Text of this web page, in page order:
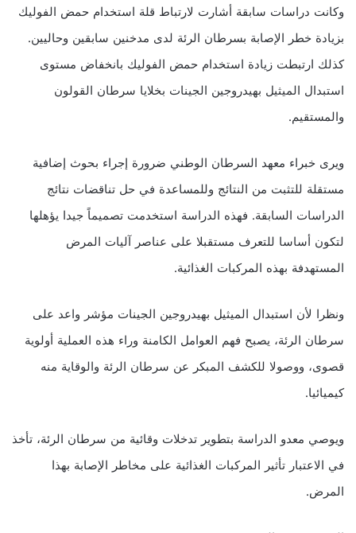
وكانت دراسات سابقة أشارت لارتباط قلة استخدام حمض الفوليك
بزيادة خطر الإصابة بسرطان الرئة لدى مدخنين سابقين وحاليين.
كذلك ارتبطت زيادة استخدام حمض الفوليك بانخفاض مستوى
استبدال الميثيل بهيدروجين الجينات بخلايا سرطان القولون
والمستقيم.
ويرى خبراء معهد السرطان الوطني ضرورة إجراء بحوث إضافية
مستقلة للتثبت من النتائج وللمساعدة في حل تناقضات نتائج
الدراسات السابقة. فهذه الدراسة استخدمت تصميماً جيدا يؤهلها
لتكون أساسا للتعرف مستقبلا على عناصر آليات المرض
المستهدفة بهذه المركبات الغذائية.
ونظرا لأن استبدال الميثيل بهيدروجين الجينات مؤشر واعد على
سرطان الرئة، يصبح فهم العوامل الكامنة وراء هذه العملية أولوية
قصوى، ووصولا للكشف المبكر عن سرطان الرئة والوقاية منه
كيميائيا.
ويوصي معدو الدراسة بتطوير تدخلات وقائية من سرطان الرئة، تأخذ
في الاعتبار تأثير المركبات الغذائية على مخاطر الإصابة بهذا
المرض.